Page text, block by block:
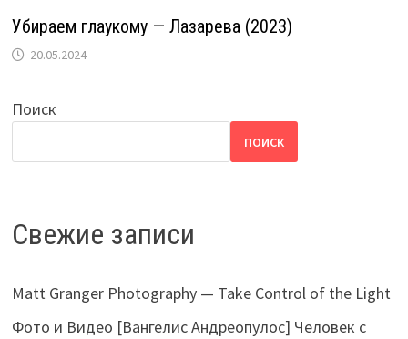
Убираем глаукому — Лазарева (2023)
20.05.2024
Поиск
ПОИСК
Свежие записи
Matt Granger Photography — Take Control of the Light
Фото и Видео [Вангелис Андреопулос] Человек с